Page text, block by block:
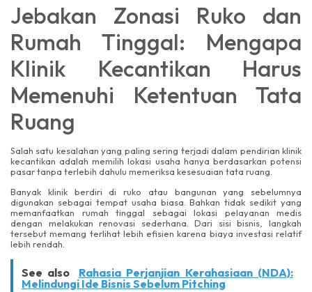
Jebakan Zonasi Ruko dan
Rumah Tinggal: Mengapa
Klinik Kecantikan Harus
Memenuhi Ketentuan Tata
Ruang
Salah satu kesalahan yang paling sering terjadi dalam pendirian klinik
kecantikan adalah memilih lokasi usaha hanya berdasarkan potensi
pasar tanpa terlebih dahulu memeriksa kesesuaian tata ruang.
Banyak klinik berdiri di ruko atau bangunan yang sebelumnya
digunakan sebagai tempat usaha biasa. Bahkan tidak sedikit yang
memanfaatkan rumah tinggal sebagai lokasi pelayanan medis
dengan melakukan renovasi sederhana. Dari sisi bisnis, langkah
tersebut memang terlihat lebih efisien karena biaya investasi relatif
lebih rendah.
See also
Rahasia Perjanjian Kerahasiaan (NDA):
Melindungi Ide Bisnis Sebelum Pitching